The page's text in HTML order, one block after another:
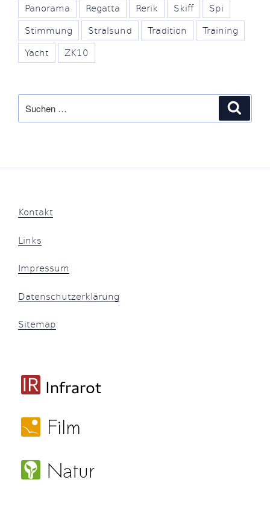
Panorama
Regatta Rerik Skiff
Spi
Stimmung
Stralsund Tradition
Training
Yacht
ZK10
nach:
Kontakt
Links
Impressum
Datenschutzerklärung
Sitemap